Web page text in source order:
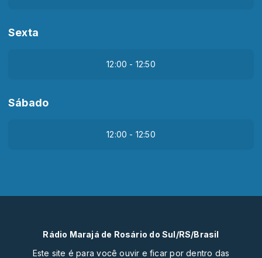
Sexta
12:00 - 12:50
Sábado
12:00 - 12:50
Rádio Marajá de Rosário do Sul/RS/Brasil
Este site é para você ouvir e ficar por dentro das